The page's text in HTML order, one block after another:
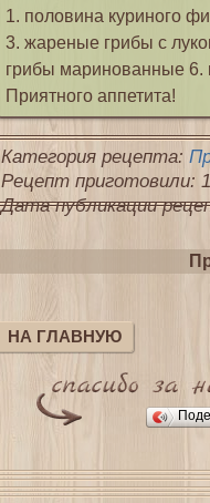
1. половина куриного
3. жареные грибы с
грибы маринованные 6.
Приятного аппетита!
Категория рецепта:
Рецепт приготовили:
Дата публикации
НА ГЛАВНУЮ